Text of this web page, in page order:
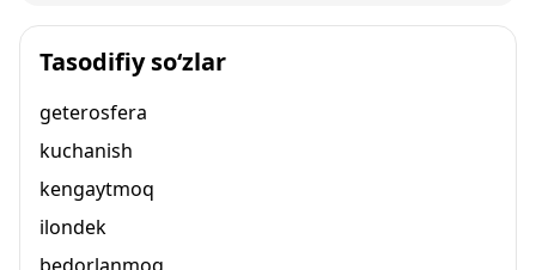
Tasodifiy so‘zlar
geterosfera
kuchanish
kengaytmoq
ilondek